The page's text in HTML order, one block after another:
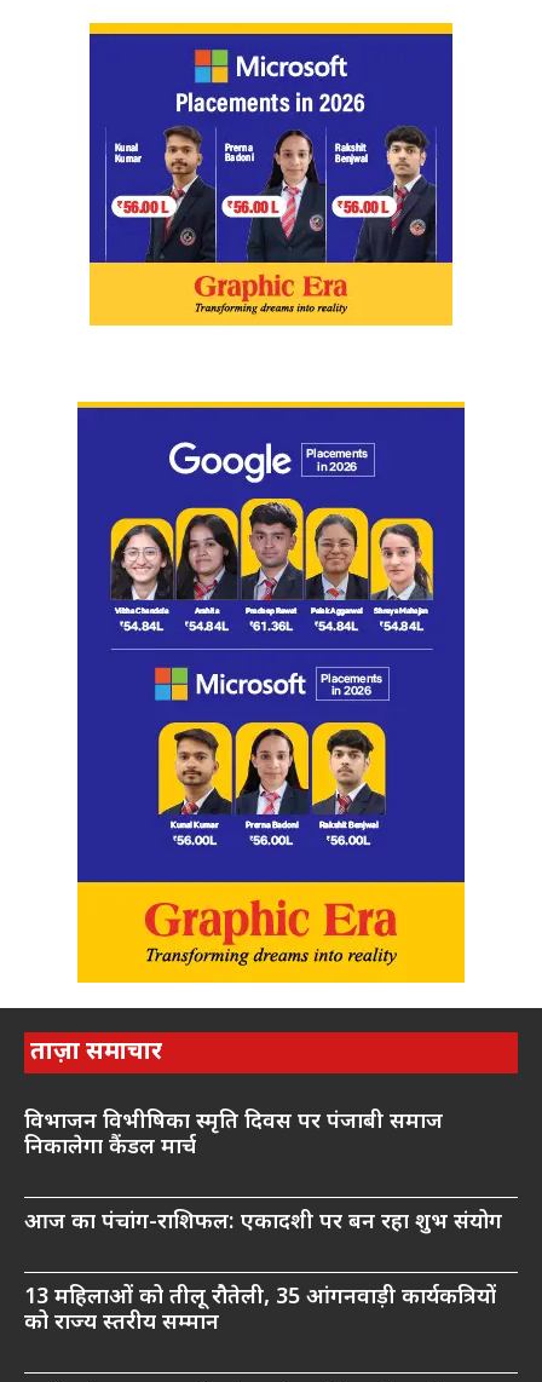
ताज़ा समाचार
विभाजन विभीषिका स्मृति दिवस पर पंजाबी समाज
निकालेगा कैंडल मार्च
आज का पंचांग-राशिफल: एकादशी पर बन रहा शुभ संयोग
13 महिलाओं को तीलू रौतेली, 35 आंगनवाड़ी कार्यकत्रियों
को राज्य स्तरीय सम्मान